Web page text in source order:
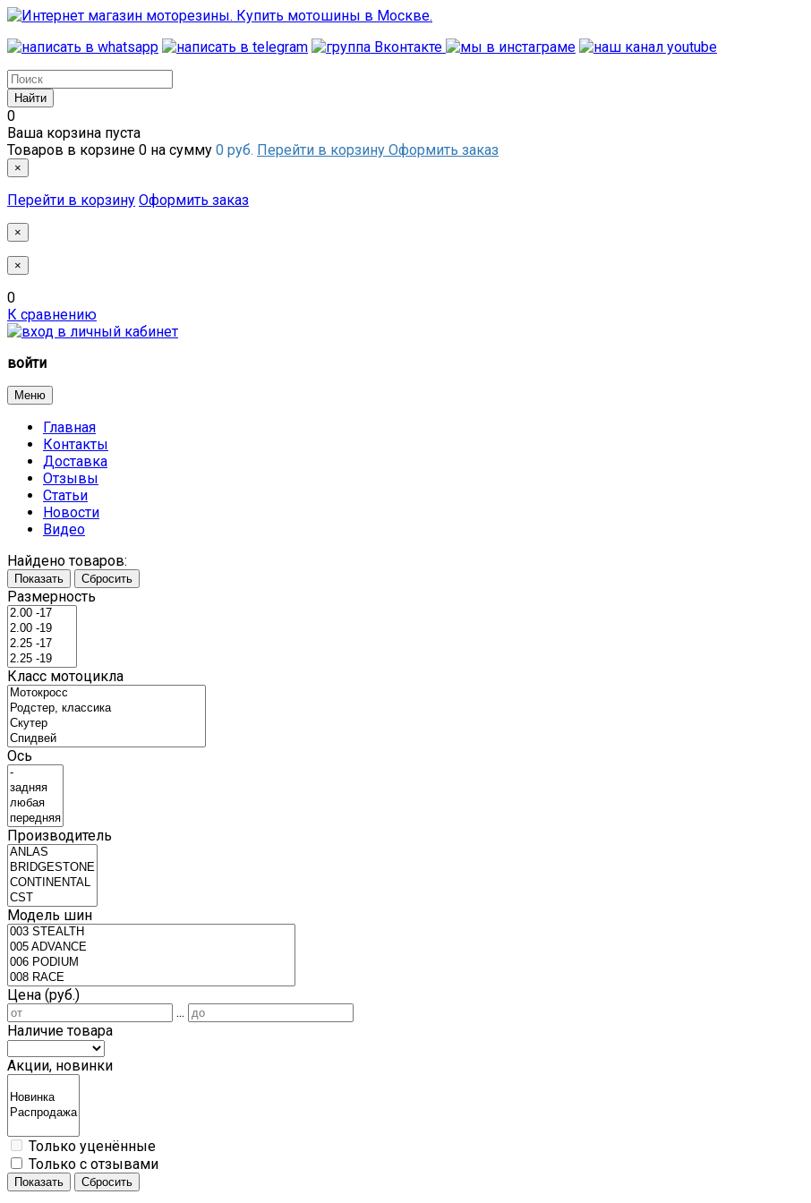
0
Ваша корзина пуста
Товаров в корзине 0 на сумму 0 руб. Перейти в корзину Оформить заказ
×
Перейти в корзину Оформить заказ
×
×
0
К сравнению
войти
Меню
Главная
Контакты
Доставка
Отзывы
Статьи
Новости
Видео
Найдено товаров:
Показать Сбросить
Размерность
Класс мотоцикла
Ось
Производитель
Модель шин
Цена (руб.)
...
Наличие товара
Акции, новинки
Только уценённые
Только с отзывами
Показать Сбросить